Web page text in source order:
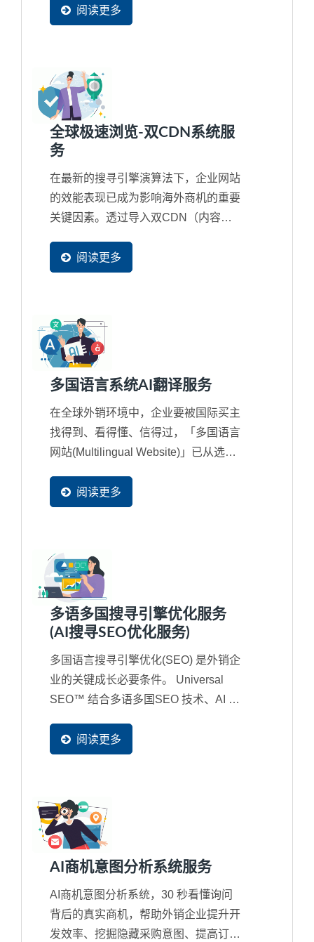
浏览您的网页时都能获得最佳连线路
径，享受极速浏览体验。帮助企业争取
阅读更多
全球极速浏览-双CDN系统服
务
在最新的搜寻引擎演算法下，企业网站
的效能表现已成为影响海外商机的重要
关键因素。透过导入双CDN（内容传
的载入速度和使用者体验，让全球各地
潜在买主都能极速浏览完整网页内容，
阅读更多
多国语言系统AI翻译服务
在全球外销环境中，企业要被国际买主
找得到、看得懂、信得过，「多国语言
网站(Multilingual Website)」已从选配
阅读更多
多语多国搜寻引擎优化服务
(AI搜寻SEO优化服务)
多国语言搜寻引擎优化(SEO) 是外销企
业的关键成长必要条件。 Universal
SEO™ 结合多语多国SEO 技术、AI 搜
Ready-Market...
阅读更多
AI商机意图分析系统服务
AI商机意图分析系统，30 秒看懂询问
背后的真实商机，帮助外销企业提升开
发效率、挖掘隐藏采购意图、提高订单